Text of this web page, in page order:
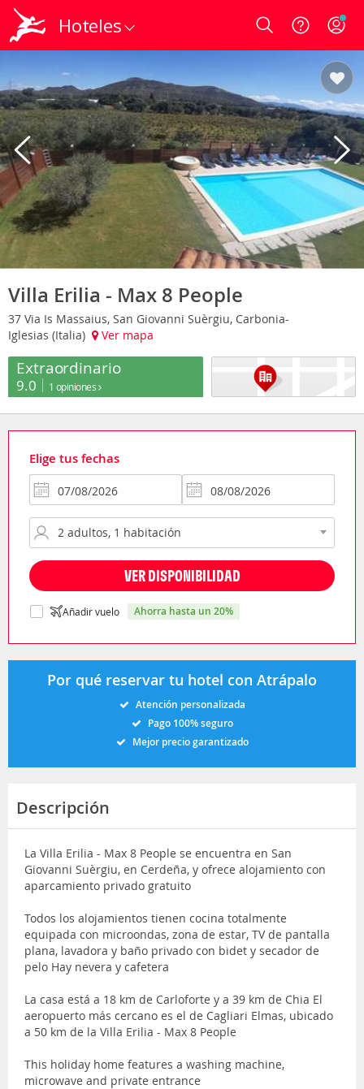
Hoteles Login
Villa Erilia - Max 8 People
37 Via Is Massaius, San Giovanni Suèrgiu, Carbonia-
Iglesias (Italia)
Ver mapa
Extraordinario
9.0 1 opiniones
Elige tus fechas
VER DISPONIBILIDAD
Añadir vuelo ahorra hasta un 20%
Por qué reservar tu hotel con Atrápalo
Atención personalizada
Pago 100% seguro
Mejor precio garantizado
Descripción
La Villa Erilia - Max 8 People se encuentra en San
Giovanni Suèrgiu, en Cerdeña, y ofrece alojamiento con
aparcamiento privado gratuito
Todos los alojamientos tienen cocina totalmente
equipada con microondas, zona de estar, TV de pantalla
plana, lavadora y baño privado con bidet y secador de
pelo Hay nevera y cafetera
La casa está a 18 km de Carloforte y a 39 km de Chia El
aeropuerto más cercano es el de Cagliari Elmas, ubicado
a 50 km de la Villa Erilia - Max 8 People
This holiday home features a washing machine,
microwave and private entrance